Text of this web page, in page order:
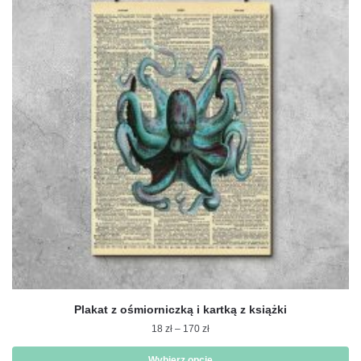
wariantów.
Opcje
można
wybrać
na
stronie
produktu
Plakat z ośmiorniczką i kartką z książki
18 zł – 170 złZakres
od